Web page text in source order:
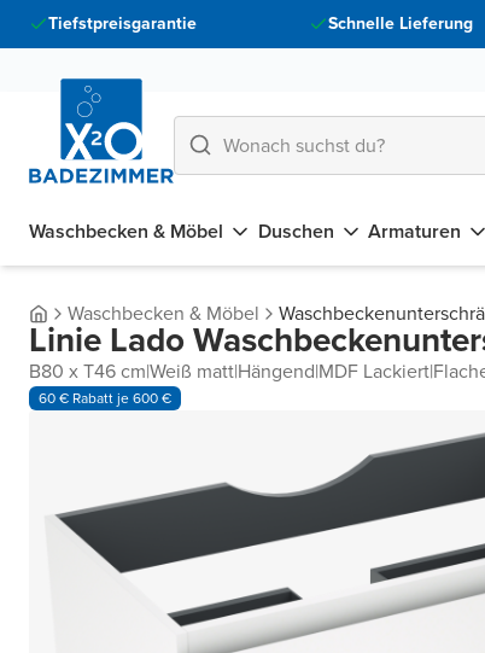
Tiefstpreisgarantie Schnelle Lieferung
Waschbecken & Möbel Duschen Armaturen
Waschbecken & Möbel
Linie Lado
B80 x T46 cm|Weiß matt|Hängend|MDF Lackiert|
60 € Rabatt je 600 €